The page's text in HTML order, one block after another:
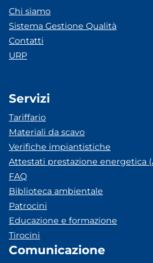
Chi siamo
Sistema Gestione Qualità
Contatti
URP
Servizi
Tariffario
Materiali da scavo
Verifiche impiantistiche
Attestati prestazione energetica
FAQ
Biblioteca ambientale
Patrocini
Educazione e formazione
Tirocini
Comunicazione